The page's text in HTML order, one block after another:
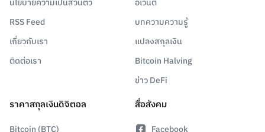
RSS Feed
เกี่ยวกับเรา
ติดต่อเรา
บทความความรู้
แปลงสกุลเงิน
Bitcoin Halving
ข่าว DeFi
ราคาสกุลเงินดิจิตอล
Bitcoin (BTC)
สื่อสังคม
Facebook